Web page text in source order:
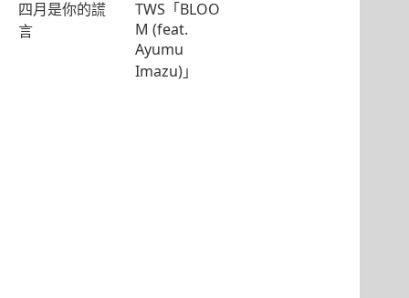
四月是你的謊
言
TWS「BLOO
M (feat.
Ayumu
Imazu)」